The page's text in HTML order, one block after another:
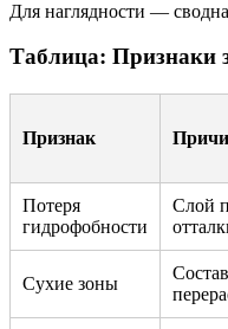
Для наглядности —
Таблица: Признаки
Признак
Потеря
гидрофобности
Слой
Сухие зоны